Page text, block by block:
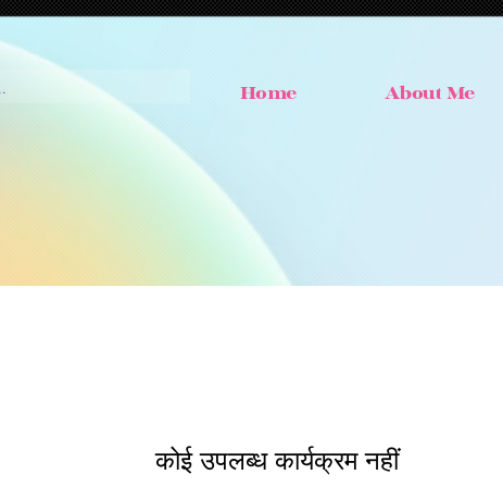
ar
Home About Me
कोई उपलब्ध कार्यक्रम नहीं